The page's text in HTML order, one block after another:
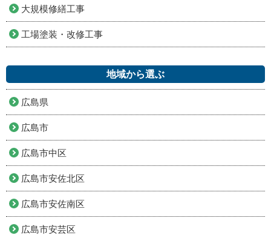
大規模修繕工事
工場塗装・改修工事
地域から選ぶ
広島県
広島市
広島市中区
広島市安佐北区
広島市安佐南区
広島市安芸区